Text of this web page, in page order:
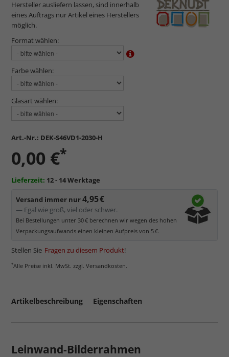
Hersteller ausliefern lassen, sind innerhalb
eines Auftrags nur Artikel eines Herstellers
möglich.
Format wählen:
Farbe wählen:
Glasart wählen:
Art.-Nr.: DEK-S46VD1-2030-H
0,00 €*
Lieferzeit: 12 - 14 Werktage
Versand immer nur4,95 €
— Egal wie groß, viel oder schwer.
Bei Bestellungen unter 30 € berechnen wir wegen des hohen
Verpackungsaufwands einen kleinen Aufpreis von 5 €.
Stellen Sie Fragen zu diesem Produkt!
*Alle Preise inkl. MwSt. zzgl. Versandkosten.
Artikelbeschreibung Eigenschaften
Leinwand-Bilderrahmen